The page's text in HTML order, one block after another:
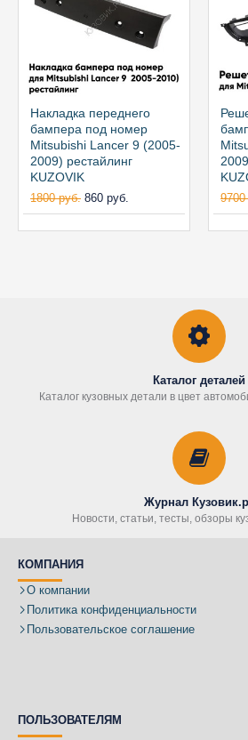
Накладка переднего
бампера под номер
Mitsubishi Lancer 9 (2005-
2009) рестайлинг
KUZOVIK
1800 руб. 860 руб.
Каталог деталей
Каталог кузовных детали в цвет
Журнал
Новости, статьи, тесты, обзоры
КОМПАНИЯ
О компании
Политика конфиденциальности
Пользовательское соглашение
ПОЛЬЗОВАТЕЛЯМ